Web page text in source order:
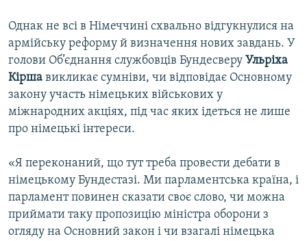
Однак не всі в Німеччині схвально відгукнулися на
армійську реформу й визначення нових завдань. У
голови Об’єднання службовців Бундесверу Ульріха
Кірша викликає сумніви, чи відповідає Основному
закону участь німецьких військових у
міжнародних акціях, під час яких ідеться не лише
про німецькі інтереси.
«Я переконаний, що тут треба провести дебати в
німецькому Бундестазі. Ми парламентська країна, і
парламент повинен сказати своє слово, чи можна
приймати таку пропозицію міністра оборони з
огляду на Основний закон і чи взагалі німецька